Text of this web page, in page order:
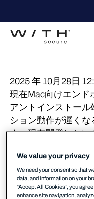
2025 年 10月28日
現在Mac向けエンド
アントインストー
ション動作が遅く
す。現在開発にお
でお知らせいたしま
該当端末において
あると確認できて
We value your privacy
We need your consent so that
data, and information on your
“Accept All Cookies”, you
enhance site navigation,